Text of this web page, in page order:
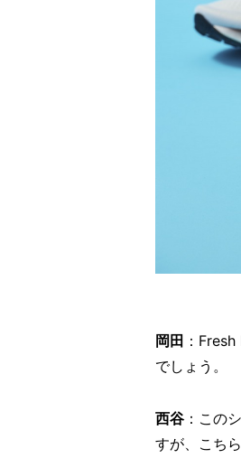
岡田 ：
でしょう。
西谷 ：この
すが、こち